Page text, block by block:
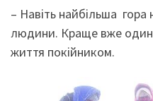
– Навіть найбільша
людини. Краще вже один
життя покійником.